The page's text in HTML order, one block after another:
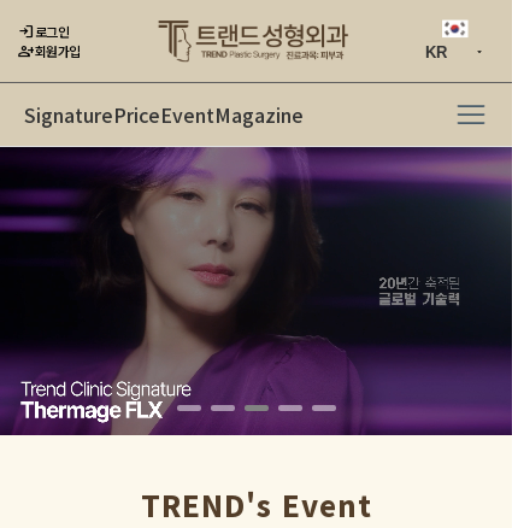
login로그인
person_add회원가입
SignaturePriceEventMagazine
TREND's Event